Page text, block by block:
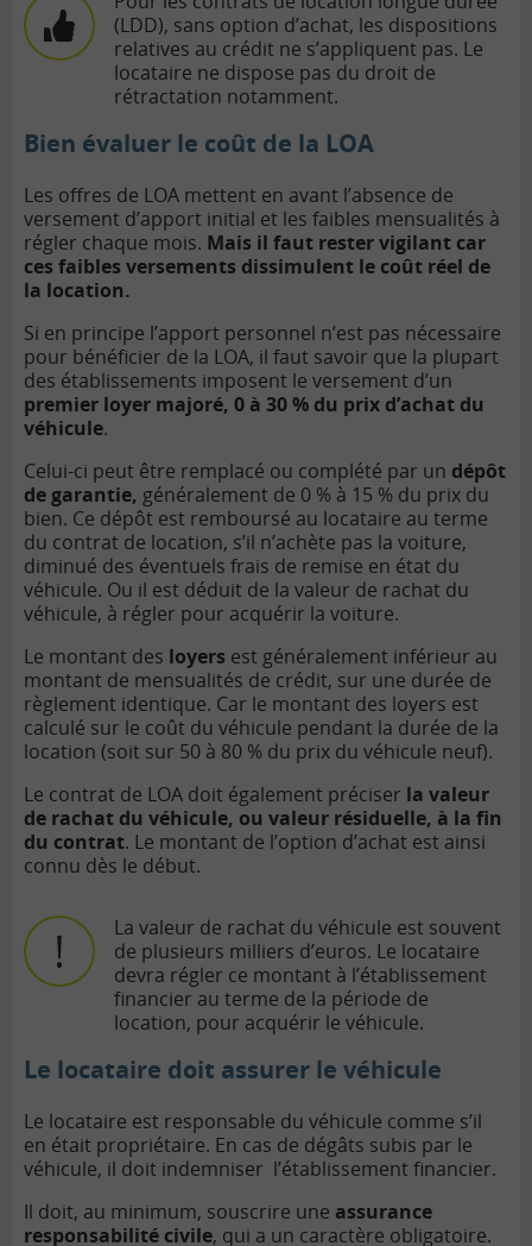
(LDD), sans option d’achat, les dispositions
relatives au crédit ne s’appliquent pas. Le
locataire ne dispose pas du droit de
rétractation notamment.
Bien évaluer le coût de la LOA
Les offres de LOA mettent en avant l’absence de
versement d’apport initial et les faibles mensualités à
régler chaque mois. Mais il faut rester vigilant car
ces faibles versements dissimulent le coût réel de
la location.
Si en principe l’apport personnel n’est pas nécessaire
pour bénéficier de la LOA, il faut savoir que la plupart
des établissements imposent le versement d’un
premier loyer majoré, 0 à 30 % du prix d’achat du
véhicule.
Celui-ci peut être remplacé ou complété par un dépôt
de garantie, généralement de 0 % à 15 % du prix du
bien. Ce dépôt est remboursé au locataire au terme
du contrat de location, s’il n’achète pas la voiture,
diminué des éventuels frais de remise en état du
véhicule. Ou il est déduit de la valeur de rachat du
véhicule, à régler pour acquérir la voiture.
Le montant des loyers est généralement inférieur au
montant de mensualités de crédit, sur une durée de
règlement identique. Car le montant des loyers est
calculé sur le coût du véhicule pendant la durée de la
location (soit sur 50 à 80 % du prix du véhicule neuf).
Le contrat de LOA doit également préciser la valeur
de rachat du véhicule, ou valeur résiduelle, à la fin
du contrat. Le montant de l’option d’achat est ainsi
connu dès le début.
La valeur de rachat du véhicule est souvent
de plusieurs milliers d’euros. Le locataire
devra régler ce montant à l’établissement
financier au terme de la période de
location, pour acquérir le véhicule.
Le locataire doit assurer le véhicule
Le locataire est responsable du véhicule comme s’il
en était propriétaire. En cas de dégâts subis par le
véhicule, il doit indemniser l’établissement financier.
Il doit, au minimum, souscrire une assurance
responsabilité civile, qui a un caractère obligatoire.